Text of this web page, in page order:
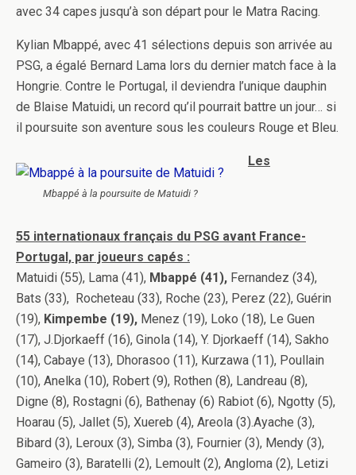
avec 34 capes jusqu’à son départ pour le Matra Racing.
Kylian Mbappé, avec 41 sélections depuis son arrivée au
PSG, a égalé Bernard Lama lors du dernier match face à la
Hongrie. Contre le Portugal, il deviendra l’unique dauphin
de Blaise Matuidi, un record qu’il pourrait battre un jour… si
il poursuite son aventure sous les couleurs Rouge et Bleu.
Mbappé à la poursuite de Matuidi ?
Les
55 internationaux français du PSG avant France-
Portugal, par joueurs capés :
Matuidi (55), Lama (41), Mbappé (41), Fernandez (34),
Bats (33), Rocheteau (33), Roche (23), Perez (22), Guérin
(19), Kimpembe (19), Menez (19), Loko (18), Le Guen
(17), J.Djorkaeff (16), Ginola (14), Y. Djorkaeff (14), Sakho
(14), Cabaye (13), Dhorasoo (11), Kurzawa (11), Poullain
(10), Anelka (10), Robert (9), Rothen (8), Landreau (8),
Digne (8), Rostagni (6), Bathenay (6) Rabiot (6), Ngotty (5),
Hoarau (5), Jallet (5), Xuereb (4), Areola (3).Ayache (3),
Bibard (3), Leroux (3), Simba (3), Fournier (3), Mendy (3),
Gameiro (3), Baratelli (2), Lemoult (2), Angloma (2), Letizi